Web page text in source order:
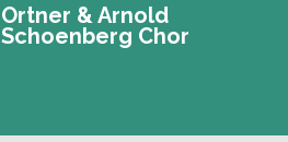
Ort­ner & Ar­nold
Schoen­berg Chor